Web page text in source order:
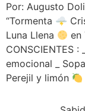
Por: Augusto
“Tormenta 🌩
Luna Llena
en
CONSCIENTES :
emocional _ Sopa
Perejil y limón